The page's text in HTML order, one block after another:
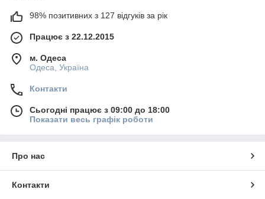
98% позитивних з 127 відгуків за рік
Працює з 22.12.2015
м. Одеса
Одеса, Україна
Контакти
Сьогодні працює з 09:00 до 18:00
Показати весь графік роботи
Про нас
Контакти